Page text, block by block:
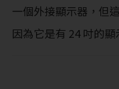
一個外接顯示器，但
因為它是有 24 吋的顯